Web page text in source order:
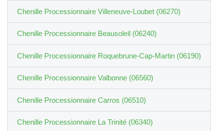
Chenille Processionnaire Villeneuve-Loubet (06270)
Chenille Processionnaire Beausoleil (06240)
Chenille Processionnaire Roquebrune-Cap-Martin (06190)
Chenille Processionnaire Valbonne (06560)
Chenille Processionnaire Carros (06510)
Chenille Processionnaire La Trinité (06340)